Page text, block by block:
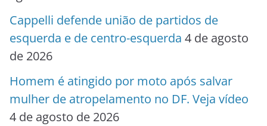
Cappelli defende união de partidos de
esquerda e de centro-esquerda 4 de agosto
de 2026
Homem é atingido por moto após salvar
mulher de atropelamento no DF. Veja vídeo
4 de agosto de 2026